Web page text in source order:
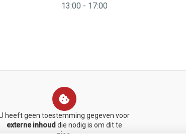
13:00 tot
- 17:00
heeft geen toestemming gegeven voor
externe inhoud die nodig is om dit te
zien.